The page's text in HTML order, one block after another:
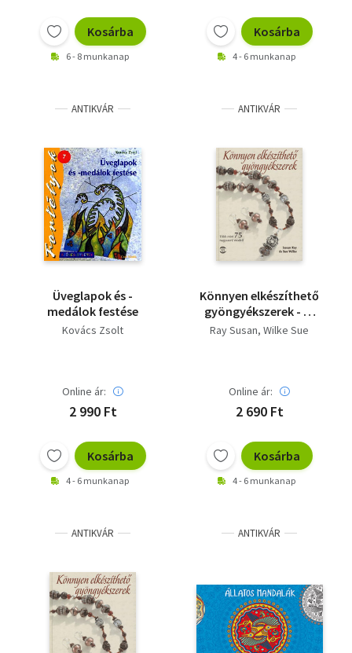
Kosárba
6 - 8 munkanap
Kosárba
4 - 6 munkanap
ANTIKVÁR
Üveglapok és -
medálok festése
Kovács Zsolt
Online ár:
2 990 Ft
Kosárba
4 - 6 munkanap
ANTIKVÁR
Könnyen elkészíthető
gyöngyékszerek - Új
állapotú!
Ray Susan Wilke Sue
Online ár:
2 690 Ft
Kosárba
4 - 6 munkanap
ANTIKVÁR ANTIKVÁR